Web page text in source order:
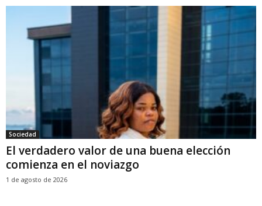
Sociedad
El verdadero valor de una buena elección
comienza en el noviazgo
1 de agosto de 2026